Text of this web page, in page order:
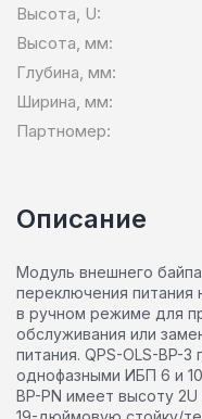
Высота, U:
Высота, мм:
Глубина, мм:
Ширина, мм:
Партномер:
Описание
Модуль внешнего
переключения питания
в ручном режиме для
обслуживания или
питания. QPS-OLS-BP-
однофазными ИБП 6 и 10
BP-PN имеет высоту